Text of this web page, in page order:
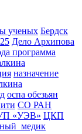
ученых Бердск
Дело Архипова
программа
назначение
оспа обезьян
СО РАН
«УЭВ» ЦКП